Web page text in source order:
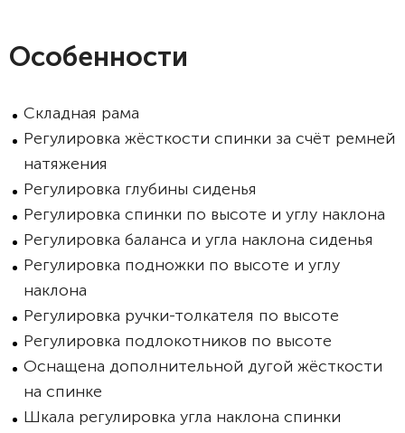
Особенности
Складная рама
Регулировка жёсткости спинки за счёт ремней
натяжения
Регулировка глубины сиденья
Регулировка спинки по высоте и углу наклона
Регулировка баланса и угла наклона сиденья
Регулировка подножки по высоте и углу
наклона
Регулировка ручки-толкателя по высоте
Регулировка подлокотников по высоте
Оснащена дополнительной дугой жёсткости
на спинке
Шкала регулировка угла наклона спинки